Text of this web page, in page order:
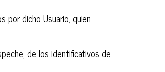
por dicho Usuario, quien
de los identificativos de